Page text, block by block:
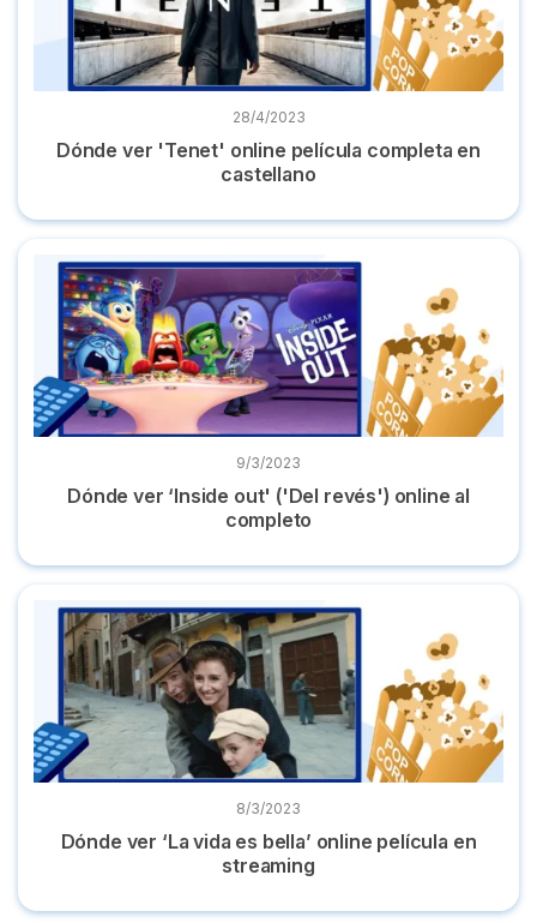
28/4/2023
Dónde ver 'Tenet' online película completa en
castellano
Dónde ver ‘Inside out' ('Del revés') online al completo
9/3/2023
Dónde ver ‘Inside out' ('Del revés') online al
completo
Dónde ver ‘La vida es bella’ online película en streaming
8/3/2023
Dónde ver ‘La vida es bella’ online película en
streaming